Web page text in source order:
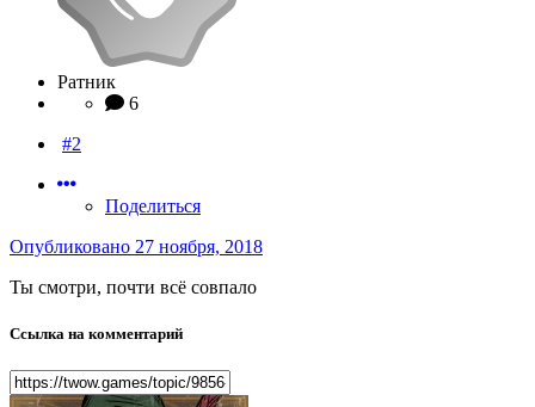
Ратник
6
#2
Поделиться
Опубликовано 27 ноября, 2018
Ты смотри, почти всё совпало
Ссылка на комментарий